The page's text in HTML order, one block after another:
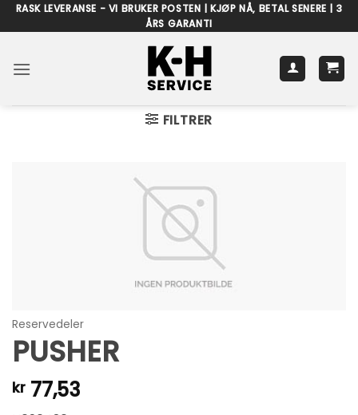
Skip
to
RASK LEVERANSE - VI BRUKER POSTEN | KJØP NÅ, BETAL SENERE | 3
ÅRS GARANTI
FILTRER
Reservedeler
PUSHER
kr 77,53